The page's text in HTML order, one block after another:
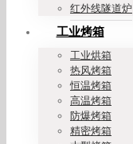
红外线隧道炉
工业烤箱
工业烘箱
热风烤箱
恒温烤箱
高温烤箱
防爆烤箱
精密烤箱